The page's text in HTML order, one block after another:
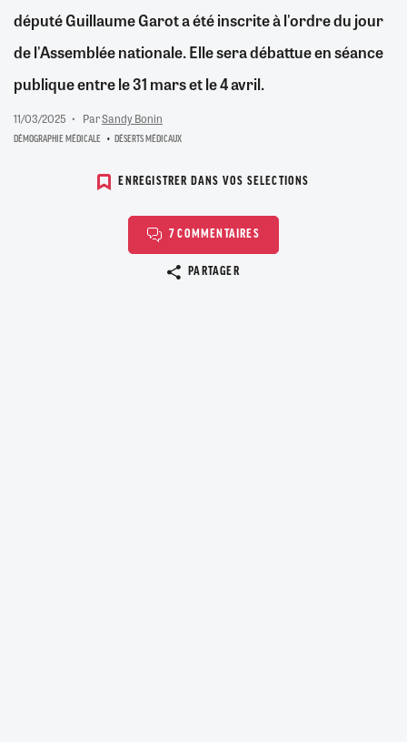
député Guillaume Garot a été inscrite à l'ordre du jour
de l'Assemblée nationale. Elle sera débattue en séance
publique entre le 31 mars et le 4 avril.
11/03/2025 ParSandy Bonin
DÉMOGRAPHIE MÉDICALE DÉSERTS MÉDICAUX
ENREGISTRER DANS VOS SELECTIONS
7 COMMENTAIRES
PARTAGER